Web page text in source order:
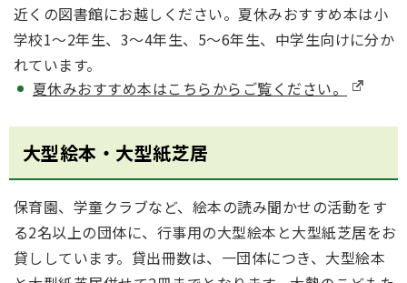
近くの図書館にお越しください。夏休みおすすめ本は小
学校1～2年生、3～4年生、5～6年生、中学生向けに分か
れています。
夏休みおすすめ本はこちらからご覧ください。
大型絵本・大型紙芝居
保育園、学童クラブなど、絵本の読み聞かせの活動をす
る2名以上の団体に、行事用の大型絵本と大型紙芝居をお
貸ししています。貸出冊数は、一団体につき、大型絵本